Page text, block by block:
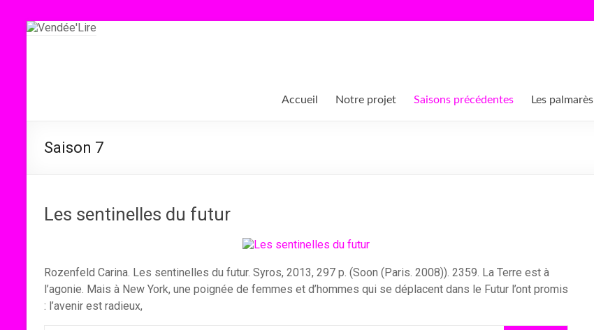
Aller
des
collégiens
Accueil Notre projet Saisons précédentes Les palmarès
Saison 7
Les sentinelles du futur
Rozenfeld Carina. Les sentinelles du futur. Syros, 2013, 297 p. (Soon (Paris. 2008)). 2359. La Terre est à
l’agonie. Mais à New York, une poignée de femmes et d’hommes qui se déplacent dans le Futur l’ont promis
: l’avenir est radieux,